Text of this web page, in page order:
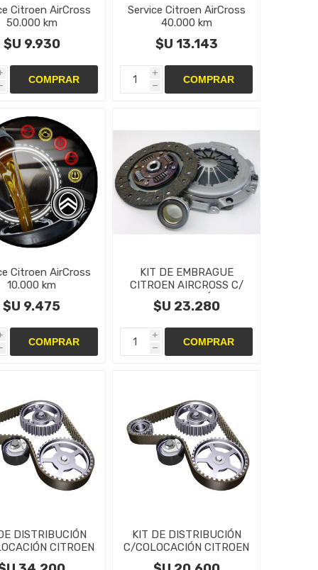
Citroen AirCross
50.000 km
$U 9.930
Service Citroen AirCross
40.000 km
$U 13.143
i
h
Citroen AirCross
10.000 km
$U 9.475
KIT DE EMBRAGUE
CITROEN AIRCROSS C/
COLOCACIÓN
$U 23.280
i
h
DISTRIBUCIÓN
CITROEN
AIRCROSS 1.2cc
KIT DE DISTRIBUCIÓN
C/COLOCACIÓN CITROEN